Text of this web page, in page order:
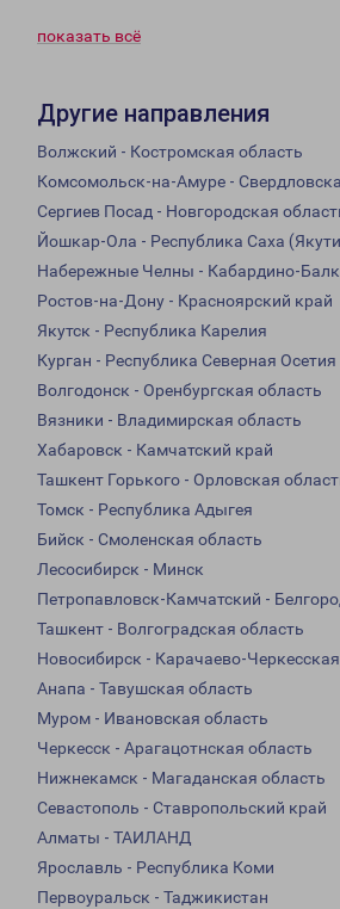
показать всё
Другие направления
Волжский - Костромская область
Комсомольск-на-Амуре -
Сергиев Посад - Новгородская
Йошкар-Ола - Республика Саха
Набережные Челны - Кабардино-
Ростов-на-Дону - Красноярский край
Якутск - Республика Карелия
Курган - Республика Северная
Волгодонск - Оренбургская область
Вязники - Владимирская область
Хабаровск - Камчатский край
Ташкент Горького - Орловская
Томск - Республика Адыгея
Бийск - Смоленская область
Лесосибирск - Минск
Петропавловск-Камчатский -
Ташкент - Волгоградская область
Новосибирск - Карачаево-
Анапа - Тавушская область
Муром - Ивановская область
Черкесск - Арагацотнская область
Нижнекамск - Магаданская область
Севастополь - Ставропольский край
Алматы - ТАИЛАНД
Ярославль - Республика Коми
Первоуральск - Таджикистан